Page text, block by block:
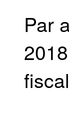
Par